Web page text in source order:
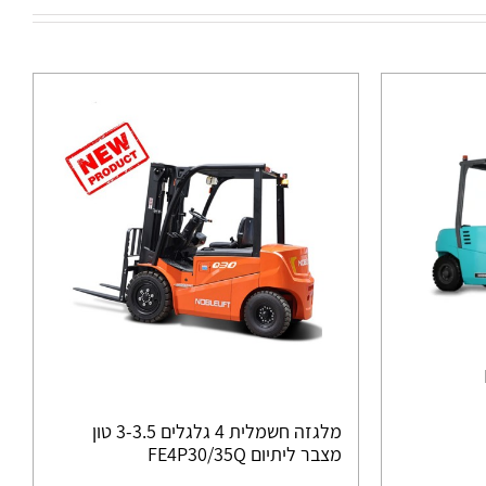
מלגזה חשמלית 4 גלגלים 3-3.5 טון
מצבר ליתיום FE4P30/35Q